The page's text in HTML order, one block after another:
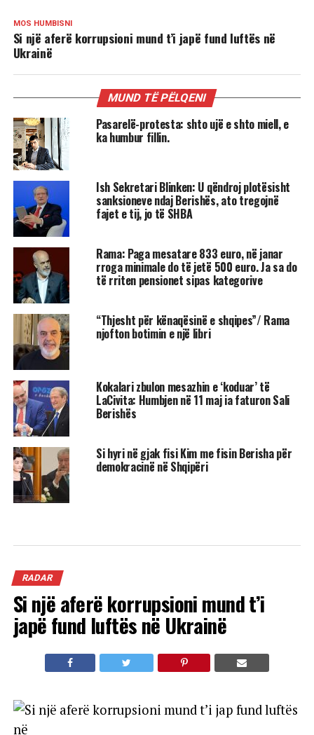
MOS HUMBISNI
Si një aferë korrupsioni mund t’i japë fund luftës në
Ukrainë
MUND TË PËLQENI
Pasarelë-protesta: shto ujë e shto miell, e
ka humbur fillin.
Ish Sekretari Blinken: U qëndroj plotësisht
sanksioneve ndaj Berishës, ato tregojnë
fajet e tij, jo të SHBA
Rama: Paga mesatare 833 euro, në janar
rroga minimale do të jetë 500 euro. Ja sa do
të rriten pensionet sipas kategorive
“Thjesht për kënaqësinë e shqipes”/ Rama
njofton botimin e një libri
Kokalari zbulon mesazhin e ‘koduar’ të
LaCivita: Humbjen në 11 maj ia faturon Sali
Berishës
Si hyri në gjak fisi Kim me fisin Berisha për
demokracinë në Shqipëri
RADAR
Si një aferë korrupsioni mund t’i
japë fund luftës në Ukrainë